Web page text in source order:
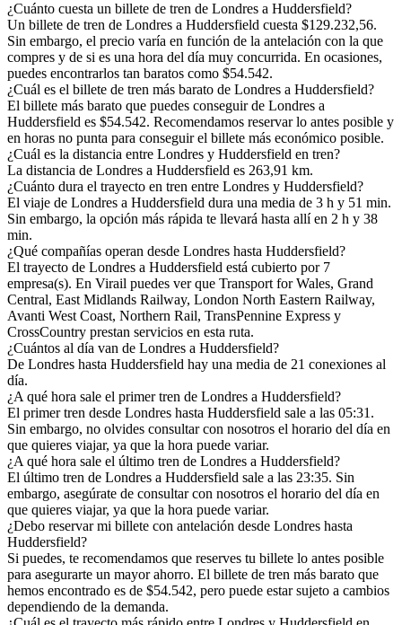
¿Cuánto cuesta un billete de tren de Londres a Huddersfield?
Un billete de tren de Londres a Huddersfield cuesta $129.232,56.
Sin embargo, el precio varía en función de la antelación con la que
compres y de si es una hora del día muy concurrida. En ocasiones,
puedes encontrarlos tan baratos como $54.542.
¿Cuál es el billete de tren más barato de Londres a Huddersfield?
El billete más barato que puedes conseguir de Londres a
Huddersfield es $54.542. Recomendamos reservar lo antes posible y
en horas no punta para conseguir el billete más económico posible.
¿Cuál es la distancia entre Londres y Huddersfield en tren?
La distancia de Londres a Huddersfield es 263,91 km.
¿Cuánto dura el trayecto en tren entre Londres y Huddersfield?
El viaje de Londres a Huddersfield dura una media de 3 h y 51 min.
Sin embargo, la opción más rápida te llevará hasta allí en 2 h y 38
min.
¿Qué compañías operan desde Londres hasta Huddersfield?
El trayecto de Londres a Huddersfield está cubierto por 7
empresa(s). En Virail puedes ver que Transport for Wales, Grand
Central, East Midlands Railway, London North Eastern Railway,
Avanti West Coast, Northern Rail, TransPennine Express y
CrossCountry prestan servicios en esta ruta.
¿Cuántos al día van de Londres a Huddersfield?
De Londres hasta Huddersfield hay una media de 21 conexiones al
día.
¿A qué hora sale el primer tren de Londres a Huddersfield?
El primer tren desde Londres hasta Huddersfield sale a las 05:31.
Sin embargo, no olvides consultar con nosotros el horario del día en
que quieres viajar, ya que la hora puede variar.
¿A qué hora sale el último tren de Londres a Huddersfield?
El último tren de Londres a Huddersfield sale a las 23:35. Sin
embargo, asegúrate de consultar con nosotros el horario del día en
que quieres viajar, ya que la hora puede variar.
¿Debo reservar mi billete con antelación desde Londres hasta
Huddersfield?
Si puedes, te recomendamos que reserves tu billete lo antes posible
para asegurarte un mayor ahorro. El billete de tren más barato que
hemos encontrado es de $54.542, pero puede estar sujeto a cambios
dependiendo de la demanda.